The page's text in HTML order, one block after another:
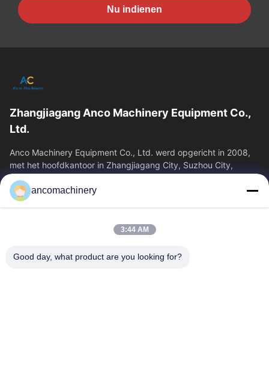
Nu indienen
Zhangjiagang Anco Machinery Equipment Co.,
Ltd.
Anco Machinery Equipment Co., Ltd. werd opgericht in 2008,
met het hoofdkantoor in Zhangjiagang City, Suzhou City,
Jiangsu Province. Het is een...
Snelle Links
Over Ons
Fabrieksreis
Kwaliteitscontrole
ancomachinery
3:44 AM
Good day, what product are you looking for?